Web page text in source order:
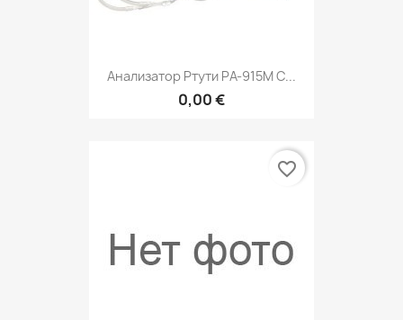
Анализатор Ртути РА-915М С...
0,00 €
favorite_border